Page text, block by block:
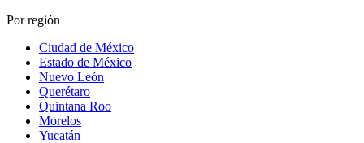
Por región
Ciudad de México
Estado de México
Nuevo León
Querétaro
Quintana Roo
Morelos
Yucatán